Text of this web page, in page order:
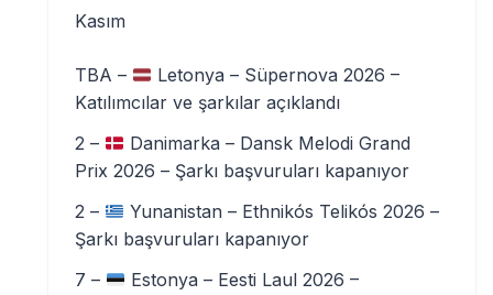
Kasım
TBA –
Letonya – Süpernova 2026 –
Katılımcılar ve şarkılar açıklandı
2 –
Danimarka – Dansk Melodi Grand
Prix 2026 – Şarkı başvuruları kapanıyor
2 –
Yunanistan – Ethnikós Telikós 2026 –
Şarkı başvuruları kapanıyor
7 –
Estonya – Eesti Laul 2026 –